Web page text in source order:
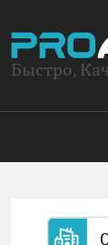
Быстро,